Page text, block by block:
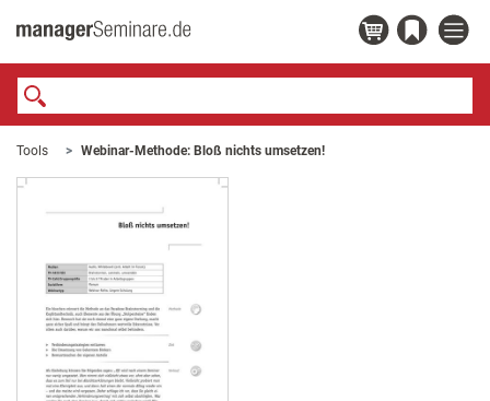
Tools Webinar-Methode: Bloß nichts umsetzen!